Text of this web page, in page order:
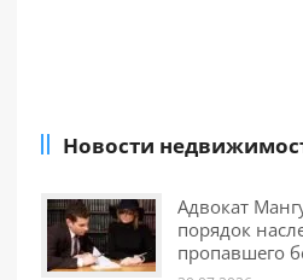
Новости
Адвокат
порядок
пропавшего